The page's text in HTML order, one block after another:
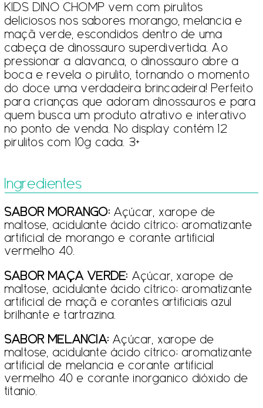
KIDS DINO CHOMP vem com pirulitos
deliciosos nos sabores morango, melancia e
maçã verde, escondidos dentro de uma
cabeça de dinossauro superdivertida. Ao
pressionar a alavanca, o dinossauro abre a
boca e revela o pirulito, tornando o momento
do doce uma verdadeira brincadeira! Perfeito
para crianças que adoram dinossauros e para
quem busca um produto atrativo e interativo
no ponto de venda. No display contém 12
pirulitos com 10g cada. 3+
Ingredientes
SABOR MORANGO: Açúcar, xarope de
maltose, acidulante ácido cítrico; aromatizante
artificial de morango e corante artificial
vermelho 40.
SABOR MAÇÃ VERDE: Açúcar, xarope de
maltose, acidulante ácido cítrico; aromatizante
artificial de maçã e corantes artificiais azul
brilhante e tartrazina.
SABOR MELANCIA: Açúcar, xarope de
maltose, acidulante ácido cítrico; aromatizante
artificial de melancia e corante artificial
vermelho 40 e corante inorganico dióxido de
titanio.